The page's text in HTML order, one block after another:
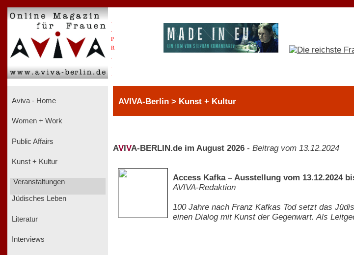
P
R
Aviva - Home
Women + Work
Public Affairs
Kunst + Kultur
Veranstaltungen
Jüdisches Leben
Literatur
Interviews
AVIVA-Berlin > Kunst + Kultur
AV VA-BERLIN.de im August 2026 - Beitrag vom 13.12.2024
Access Kafka – Ausstellung vom 13.12.2024
AVIVA-Redaktion
100 Jahre nach Franz Kafkas Tod setzt das
einen Dialog mit Kunst der Gegenwart. Als